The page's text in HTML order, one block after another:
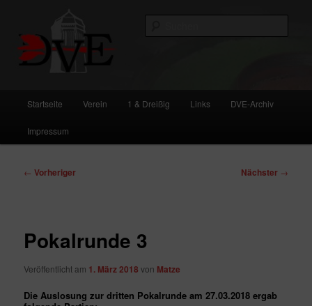
Inhalt
springenDVE
Startseite Verein 1 & Dreißig Links DVE-Archiv
Impressum
Beitragsnavigation
← Vorheriger Nächster →
Pokalrunde 3
Veröffentlicht am 1. März 2018 von Matze
Die Auslosung zur dritten Pokalrunde am 27.03.2018 ergab